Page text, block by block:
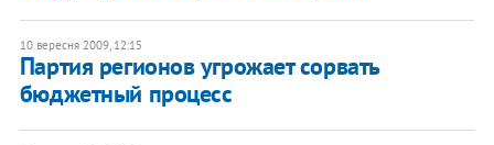
10 вересня 2009, 12:15
Партия регионов угрожает сорвать
бюджетный процесс